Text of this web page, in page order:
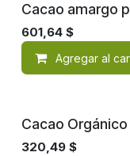
Cacao amargo
601,64 $
Agregar al
Orgánico
Cacao
320,49 $